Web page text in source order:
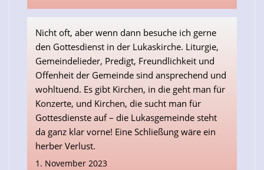
Nicht oft, aber wenn dann besuche ich gerne
den Gottesdienst in der Lukaskirche. Liturgie,
Gemeindelieder, Predigt, Freundlichkeit und
Offenheit der Gemeinde sind ansprechend und
wohltuend. Es gibt Kirchen, in die geht man für
Konzerte, und Kirchen, die sucht man für
Gottesdienste auf – die Lukasgemeinde steht
da ganz klar vorne! Eine Schließung wäre ein
herber Verlust.
1. November 2023